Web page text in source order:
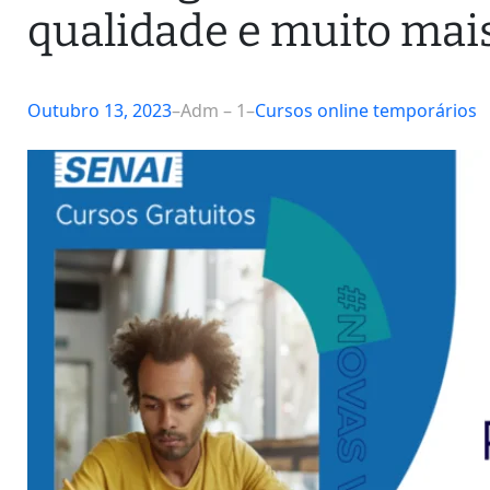
qualidade e muito
Outubro 13, 2023–Adm – 1–Cursos online temporários